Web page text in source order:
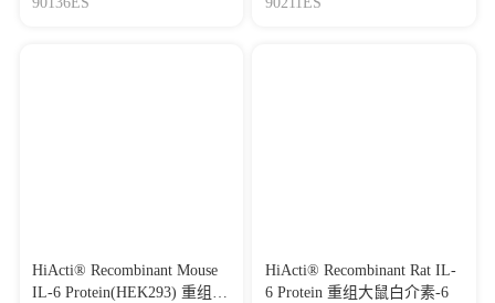
HiActi® Recombinant Mouse
IL-6 Protein(HEK293) 重组小
HiActi® Recombinant Rat IL-
6 Protein 重组大鼠白介素-6